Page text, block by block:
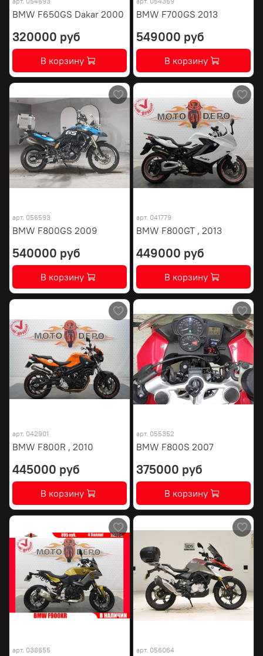
BMW F650GS Dakar 2000
320000 руб
В корзину
BMW F700GS 2013
549000 руб
В корзину
арт. 056593
BMW F800GS 2009
540000 руб
В корзину
арт. 041779
BMW F800GT , 2013
449000 руб
В корзину
арт. 042901
BMW F800R , 2010
445000 руб
В корзину
арт. 055352
BMW F800S 2007
375000 руб
В корзину
арт. 038655 арт. 056064